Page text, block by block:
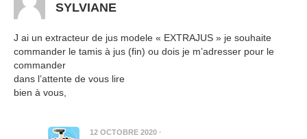
SYLVIANE
J ai un extracteur de jus modele « EXTRAJUS » je souhaite
commander le tamis à jus (fin) ou dois je m’adresser pour le
commander
dans l’attente de vous lire
bien à vous,
12 OCTOBRE 2020 ·